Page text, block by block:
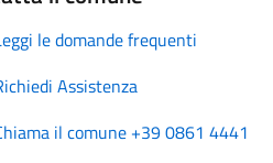
le domande frequenti
Assistenza
il comune +39 0861 4441